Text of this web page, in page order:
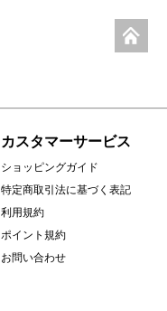
カスタマーサービス
ショッピングガイド
特定商取引法に基づく表記
利用規約
ポイント規約
お問い合わせ